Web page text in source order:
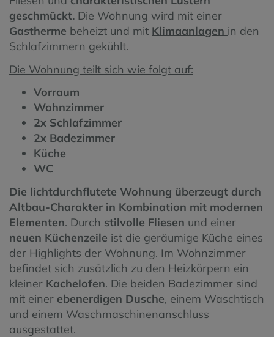
geschmückt. Die Wohnung wird mit einer
Gastherme beheizt und mit Klimaanlagen in den
Schlafzimmern gekühlt.
Die Wohnung teilt sich wie folgt auf:
Vorraum
Wohnzimmer
2x Schlafzimmer
2x Badezimmer
Küche
WC
Die lichtdurchflutete Wohnung überzeugt durch
Altbau-Charakter in Kombination mit modernen
Elementen. Durch stilvolle Fliesen und einer
neuen Küchenzeile ist die geräumige Küche eines
der Highlights der Wohnung. Im Wohnzimmer
befindet sich zusätzlich zu den Heizkörpern ein
kleiner Kachelofen. Die beiden Badezimmer sind
mit einer ebenerdigen Dusche, einem Waschtisch
und einem Waschmaschinenanschluss
ausgestattet.